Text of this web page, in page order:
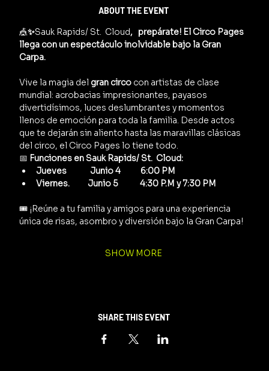
ABOUT THE EVENT
🎪✨Sauk Rapids/ St.  Cloud,   prepárate! El Circo Pages
llega con un espectáculo inolvidable bajo la Gran
Carpa.
Vive la magia del gran circo con artistas de clase
mundial: acrobacias impresionantes, payasos
divertidísimos, luces deslumbrantes y momentos
llenos de emoción para toda la familia. Desde actos
que te dejarán sin aliento hasta las maravillas clásicas
del circo, el Circo Pages lo tiene todo.
📅 Funciones en Sauk Rapids/ St.  Cloud:
Jueves             Junio 4           6:00 PM
Viernes.          Junio 5            4:30 P.M y 7:30 PM
🎟️ ¡Reúne a tu familia y amigos para una experiencia
única de risas, asombro y diversión bajo la Gran Carpa!
SHOW MORE
SHARE THIS EVENT